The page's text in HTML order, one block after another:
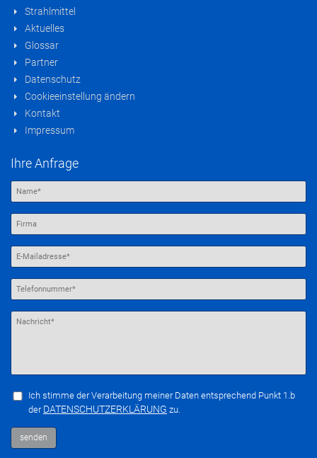
Strahlmittel
Aktuelles
Glossar
Partner
Datenschutz
Cookieeinstellung ändern
Kontakt
Impressum
Ihre Anfrage
Ich stimme der Verarbeitung meiner Daten entsprechend Punkt 1.b
der DATENSCHUTZERKLÄRUNG zu.
senden